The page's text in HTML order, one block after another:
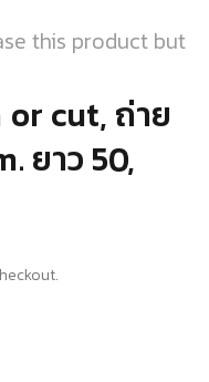
this product but
or cut, ถ่าย
ยาว 50,